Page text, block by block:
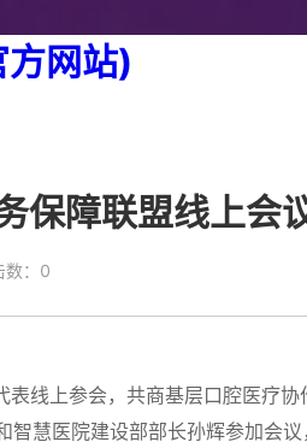
网站)
保障联盟线上会
数：0
线上参会，共商基层口腔医疗协
慧医院建设部部长孙辉参加会